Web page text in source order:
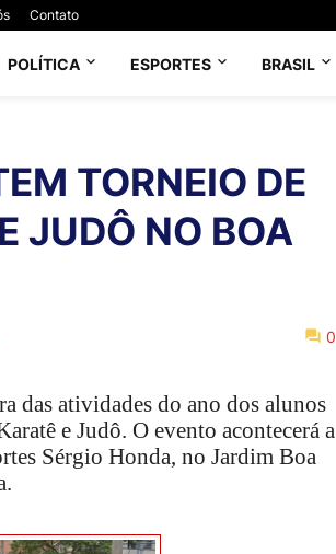
Contato
POLÍTICA ESPORTES BRASIL
TORNEIO DE
JUDÔ NO BOA
0
das atividades do ano dos alunos
e Judô. O evento acontecerá a
Sérgio Honda, no Jardim Boa